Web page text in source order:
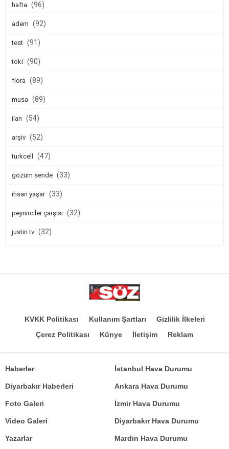
hafta (96)
adem (92)
test (91)
toki (90)
flora (89)
musa (89)
ilan (54)
arşiv (52)
turkcell (47)
gözüm sende (33)
ihsan yaşar (33)
peynirciler çarşısı (32)
justin tv (32)
KVKK Politikası Kullanım Şartları
Gizlilik İlkeleri
Çerez Politikası
Künye İletişim Reklam
Haberler
Diyarbakır Haberleri
Foto Galeri
Video Galeri
Yazarlar
İstanbul Hava Durumu
Ankara Hava Durumu
İzmir Hava Durumu
Diyarbakır Hava Durumu
Mardin Hava Durumu